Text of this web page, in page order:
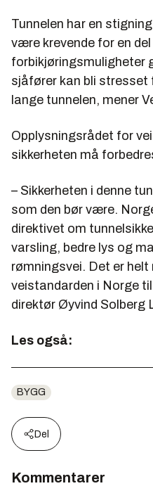
Tunnelen har en
være krevende for en
forbikjøringsmuligheter
sjåfører kan bli stresset
lange tunnelen, mener
Opplysningsrådet for
sikkerheten må
– Sikkerheten i denne
som den bør være.
direktivet om
varsling, bedre lys og
rømningsvei. Det er
veistandarden i Norge
direktør Øyvind Solberg
Les også:
BYGG
Del
Kommentarer